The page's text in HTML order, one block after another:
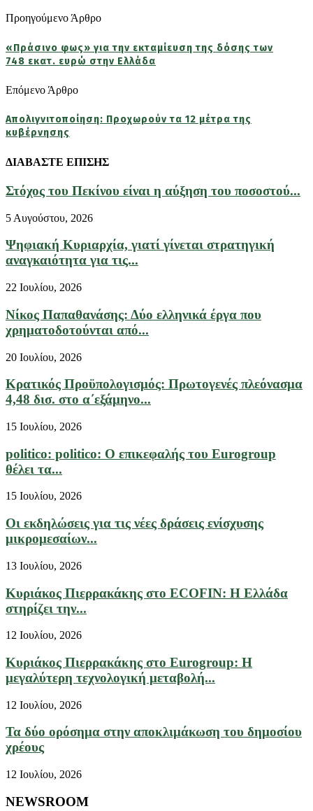
Προηγούμενο Άρθρο
«Πράσινο φως» για την εκταμίευση της δόσης των
748 εκατ. ευρώ στην Ελλάδα
Επόμενο Άρθρο
Απολιγνιτοποίηση: Προχωρούν τα 12 μέτρα της
κυβέρνησης
ΔΙΑΒΑΣΤΕ ΕΠΙΣΗΣ
Στόχος του Πεκίνου είναι η αύξηση του ποσοστού...
5 Αυγούστου, 2026
Ψηφιακή Κυριαρχία, γιατί γίνεται στρατηγική
αναγκαιότητα για τις...
22 Ιουλίου, 2026
Νίκος Παπαθανάσης: Δύο ελληνικά έργα που
χρηματοδοτούνται από...
20 Ιουλίου, 2026
Κρατικός Προϋπολογισμός: Πρωτογενές πλεόνασμα
4,48 δισ. στο α΄εξάμηνο...
15 Ιουλίου, 2026
politico: politico: Ο επικεφαλής του Eurogroup
θέλει τα...
15 Ιουλίου, 2026
Οι εκδηλώσεις για τις νέες δράσεις ενίσχυσης
μικρομεσαίων...
13 Ιουλίου, 2026
Κυριάκος Πιερρακάκης στο ECOFIN: Η Ελλάδα
στηρίζει την...
12 Ιουλίου, 2026
Κυριάκος Πιερρακάκης στο Eurogroup: Η
μεγαλύτερη τεχνολογική μεταβολή...
12 Ιουλίου, 2026
Τα δύο ορόσημα στην αποκλιμάκωση του δημοσίου
χρέους
12 Ιουλίου, 2026
NEWSROOM